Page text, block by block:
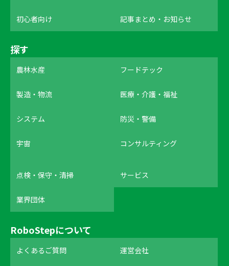
初心者向け 記事まとめ・お知らせ
探す
農林水産 フードテック
製造・物流 医療・介護・福祉
システム 防災・警備
宇宙 コンサルティング
点検・保守・清掃 サービス
業界団体
RoboStepについて
よくあるご質問 運営会社